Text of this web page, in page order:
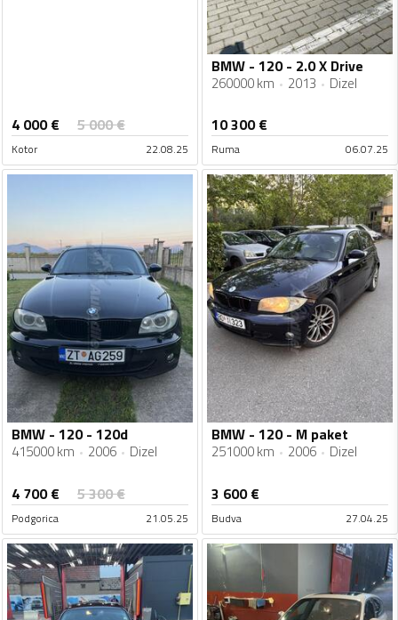
4 000€ 5 000€
Kotor 22.08.25
BMW - 120 - 2.0 X Drive
260000 km 2013 Dizel
10 300€
Ruma 06.07.25
BMW - 120 - 120d
415000 km 2006 Dizel
4 700€ 5 300€
Podgorica 21.05.25
BMW - 120 - M paket
251000 km 2006 Dizel
3 600€
Budva 27.04.25